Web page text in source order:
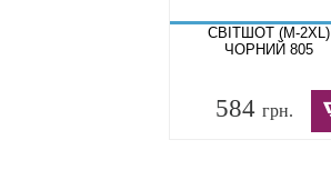
СВІТШОТ (M-2XL)
ЧОРНИЙ 805
584 грн.